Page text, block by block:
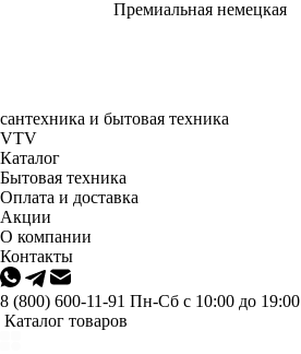
Премиальная немецкая
сантехника и бытовая техника
VTV
Каталог
Бытовая техника
Оплата и доставка
Акции
О компании
Контакты
8 (800) 600-11-91 Пн-Сб с 10:00 до 19:00
Каталог товаров